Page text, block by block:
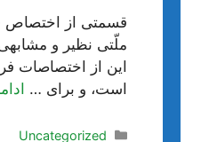
قسمتی از اختصاص
ملّتی نظیر و
این از اختصاصات
است، و برای …
دسته‌ها
Uncategorized